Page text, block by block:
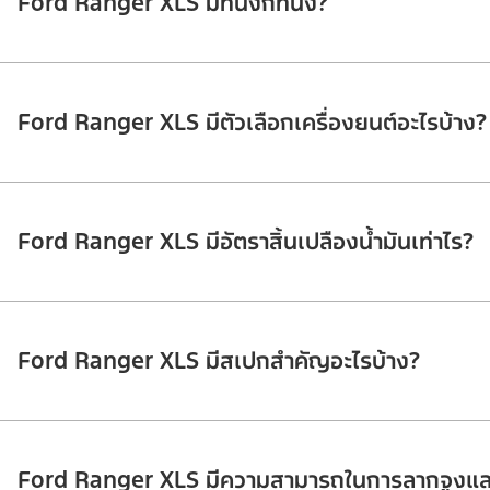
Ford Ranger XLS มีตัวเลือกเครื่องยนต์อะไรบ้าง?
Ford Ranger XLS มีอัตราสิ้นเปลืองน้ำมันเท่าไร?
Ford Ranger XLS มีสเปกสำคัญอะไรบ้าง?
Ford Ranger XLS มีความสามารถในการลากจูงแ